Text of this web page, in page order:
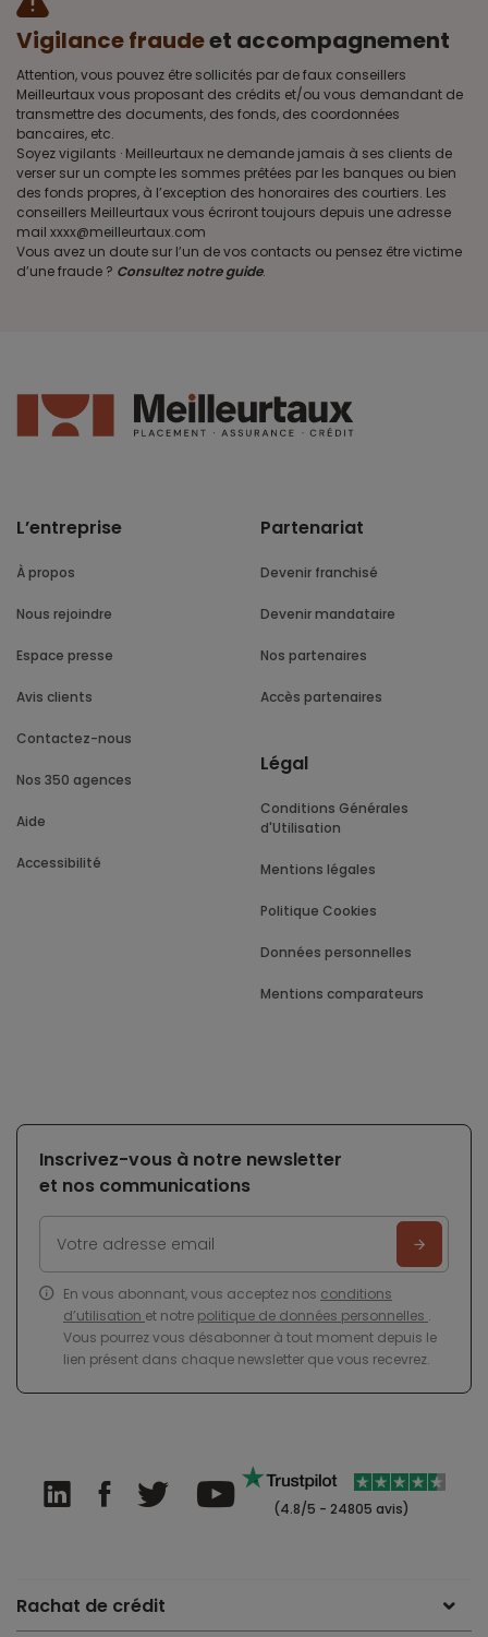
Vigilance fraudeet accompagnement
Attention, vous pouvez être sollicités par de faux conseillers
Meilleurtaux vous proposant des crédits et/ou vous demandant de
transmettre des documents, des fonds, des coordonnées
bancaires, etc.
Soyez vigilants · Meilleurtaux ne demande jamais à ses clients de
verser sur un compte les sommes prêtées par les banques ou bien
des fonds propres, à l’exception des honoraires des courtiers. Les
conseillers Meilleurtaux vous écriront toujours depuis une adresse
mail xxxx@meilleurtaux.com
Vous avez un doute sur l’un de vos contacts ou pensez être victime
d’une fraude ? Consultez notre guide.
L’entreprise
À propos
Nous rejoindre
Espace presse
Avis clients
Contactez-nous
Nos 350 agences
Aide
Accessibilité
Partenariat
Devenir franchisé
Devenir mandataire
Nos partenaires
Accès partenaires
Légal
Conditions Générales
d'Utilisation
Mentions légales
Politique Cookies
Données personnelles
Mentions comparateurs
Inscrivez-vous à notre newsletter
et nos communications
En vous abonnant, vous acceptez nos conditions
d’utilisation et notre politique de données personnelles .
Vous pourrez vous désabonner à tout moment depuis le
lien présent dans chaque newsletter que vous recevrez.
(4.8/5 - 24805 avis)
Rachat de crédit